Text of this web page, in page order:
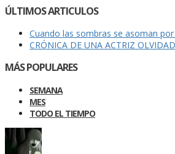
ÚLTIMOS ARTICULOS
Cuando las sombras se asoman
CRÓNICA DE UNA ACTRIZ
MÁS POPULARES
SEMANA
MES
TODO EL TIEMPO